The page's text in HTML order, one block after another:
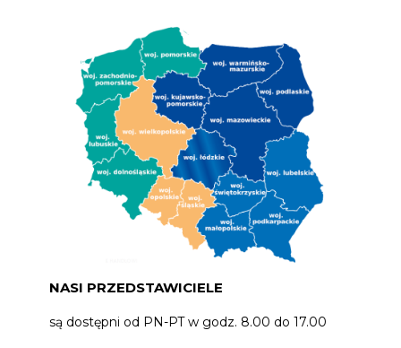
NASI PRZEDSTAWICIELE
są dostępni od PN-PT w godz. 8.00 do 17.00